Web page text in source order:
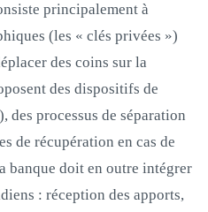
principalement à
(les « clés privées »)
des coins sur la
des dispositifs de
processus de séparation
de récupération en cas de
banque doit en outre intégrer
: réception des apports,